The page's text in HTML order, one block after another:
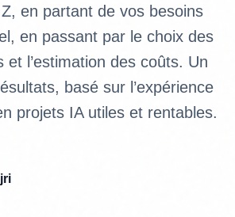
en partant de vos besoins
en passant par le choix des
l’estimation des coûts. Un
basé sur l’expérience
projets IA utiles et rentables.